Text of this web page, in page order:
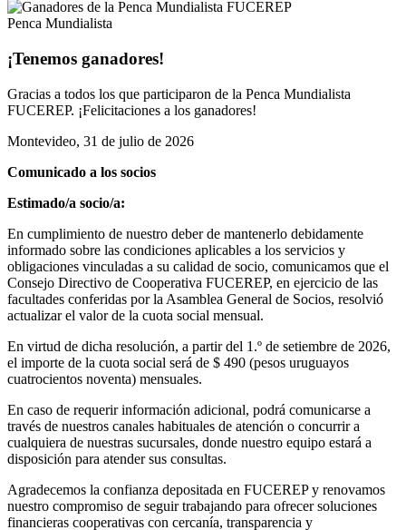
Penca Mundialista
¡Tenemos ganadores!
Gracias a todos los que participaron de la Penca Mundialista
FUCEREP. ¡Felicitaciones a los ganadores!
Montevideo, 31 de julio de 2026
Comunicado a los socios
Estimado/a socio/a:
En cumplimiento de nuestro deber de mantenerlo debidamente
informado sobre las condiciones aplicables a los servicios y
obligaciones vinculadas a su calidad de socio, comunicamos que el
Consejo Directivo de Cooperativa FUCEREP, en ejercicio de las
facultades conferidas por la Asamblea General de Socios, resolvió
actualizar el valor de la cuota social mensual.
En virtud de dicha resolución, a partir del 1.º de setiembre de 2026,
el importe de la cuota social será de $ 490 (pesos uruguayos
cuatrocientos noventa) mensuales.
En caso de requerir información adicional, podrá comunicarse a
través de nuestros canales habituales de atención o concurrir a
cualquiera de nuestras sucursales, donde nuestro equipo estará a
disposición para atender sus consultas.
Agradecemos la confianza depositada en FUCEREP y renovamos
nuestro compromiso de seguir trabajando para ofrecer soluciones
financieras cooperativas con cercanía, transparencia y